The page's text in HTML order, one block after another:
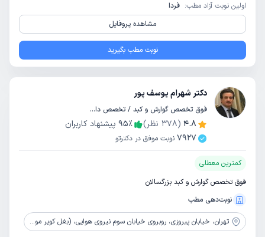
اولین نوبت آزاد مطب: فردا
مشاهده پروفایل
نوبت مطب بگیرید
دکتر شهرام یوسف پور
فوق تخصص گوارش و کبد / تخصص داخلی
4.8
(
378 نظر) 95٪
پیشنهاد کاربران
7927 نوبت موفق در دکترتو
کمترین معطلی
فوق تخصص گوارش و کبد بزرگسالان
نوبت‌دهی مطب
تهران، خیابان پیروزی، روبروی خیابان سوم نیروی هوایی، (بغل کویر موتور )، ساختمان یاسین شرقی، پلاک 194، طبقه اول